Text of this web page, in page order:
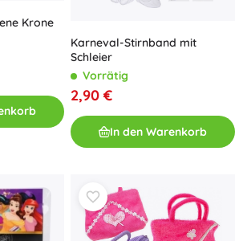
Krone
Karneval-Stirnband mit
Schleier
Vorrätig
2,90 €
In den Warenkorb